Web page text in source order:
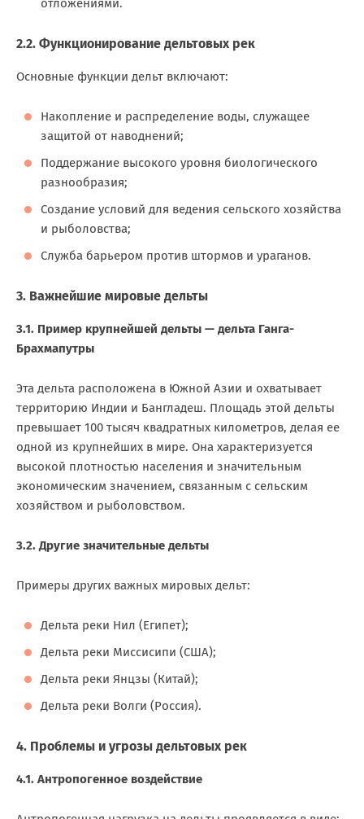
отложениями.
2.2. Функционирование дельтовых рек
Основные функции дельт включают:
Накопление и распределение воды, служащее
защитой от наводнений;
Поддержание высокого уровня биологического
разнообразия;
Создание условий для ведения сельского хозяйства
и рыболовства;
Служба барьером против штормов и ураганов.
3. Важнейшие мировые дельты
3.1. Пример крупнейшей дельты — дельта Ганга-
Брахмапутры
Эта дельта расположена в Южной Азии и охватывает
территорию Индии и Бангладеш. Площадь этой дельты
превышает 100 тысяч квадратных километров, делая ее
одной из крупнейших в мире. Она характеризуется
высокой плотностью населения и значительным
экономическим значением, связанным с сельским
хозяйством и рыболовством.
3.2. Другие значительные дельты
Примеры других важных мировых дельт:
Дельта реки Нил (Египет);
Дельта реки Миссисипи (США);
Дельта реки Янцзы (Китай);
Дельта реки Волги (Россия).
4. Проблемы и угрозы дельтовых рек
4.1. Антропогенное воздействие